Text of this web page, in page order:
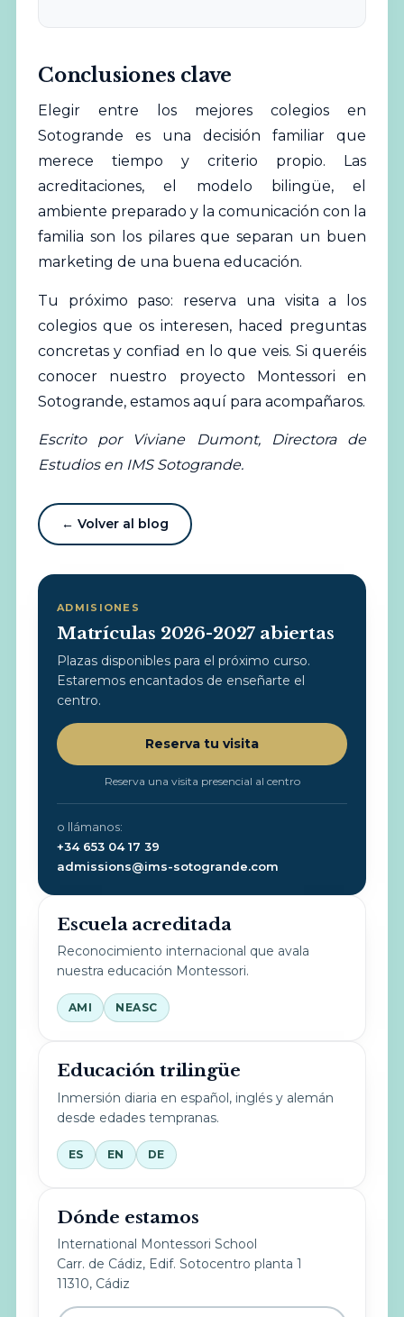
Conclusiones clave
Elegir entre los mejores colegios en
Sotogrande es una decisión familiar que
merece tiempo y criterio propio. Las
acreditaciones, el modelo bilingüe, el
ambiente preparado y la comunicación con la
familia son los pilares que separan un buen
marketing de una buena educación.
Tu próximo paso: reserva una visita a los
colegios que os interesen, haced preguntas
concretas y confiad en lo que veis. Si queréis
conocer nuestro proyecto Montessori en
Sotogrande, estamos aquí para acompañaros.
Escrito por Viviane Dumont, Directora de
Estudios en IMS Sotogrande.
← Volver al blog
ADMISIONES
Matrículas 2026-2027 abiertas
Plazas disponibles para el próximo curso.
Estaremos encantados de enseñarte el
centro.
Reserva tu visita
Reserva una visita presencial al centro
o llámanos:
+34 653 04 17 39
admissions@ims-sotogrande.com
Escuela acreditada
Reconocimiento internacional que avala
nuestra educación Montessori.
AMI NEASC
Educación trilingüe
Inmersión diaria en español, inglés y alemán
desde edades tempranas.
ES EN DE
Dónde estamos
International Montessori School
Carr. de Cádiz, Edif. Sotocentro planta 1
11310, Cádiz